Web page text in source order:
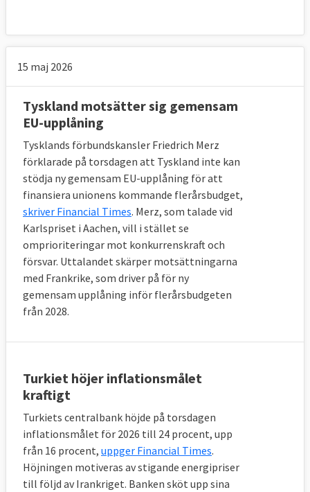
15 maj 2026
Tyskland motsätter sig gemensam
EU-upplåning
Tysklands förbundskansler Friedrich Merz
förklarade på torsdagen att Tyskland inte kan
stödja ny gemensam EU-upplåning för att
finansiera unionens kommande flerårsbudget,
skriver Financial Times. Merz, som talade vid
Karlspriset i Aachen, vill i stället se
omprioriteringar mot konkurrenskraft och
försvar. Uttalandet skärper motsättningarna
med Frankrike, som driver på för ny
gemensam upplåning inför flerårsbudgeten
från 2028.
Turkiet höjer inflationsmålet
kraftigt
Turkiets centralbank höjde på torsdagen
inflationsmålet för 2026 till 24 procent, upp
från 16 procent, uppger Financial Times.
Höjningen motiveras av stigande energipriser
till följd av Irankriget. Banken sköt upp sina